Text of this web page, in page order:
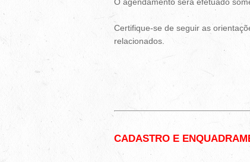
Certifique-se de seguir as
relacionados.
CADASTRO E